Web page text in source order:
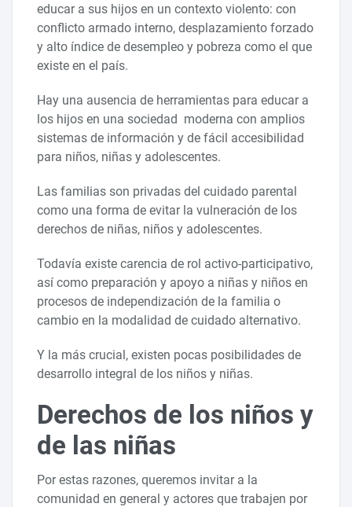
educar a sus hijos en un contexto violento: con
conflicto armado interno, desplazamiento forzado
y alto índice de desempleo y pobreza como el que
existe en el país.
Hay una ausencia de herramientas para educar a
los hijos en una sociedad moderna con amplios
sistemas de información y de fácil accesibilidad
para niños, niñas y adolescentes.
Las familias son privadas del cuidado parental
como una forma de evitar la vulneración de los
derechos de niñas, niños y adolescentes.
Todavía existe carencia de rol activo-participativo,
así como preparación y apoyo a niñas y niños en
procesos de independización de la familia o
cambio en la modalidad de cuidado alternativo.
Y la más crucial, existen pocas posibilidades de
desarrollo integral de los niños y niñas.
Derechos de los niños y
de las niñas
Por estas razones, queremos invitar a la
comunidad en general y actores que trabajen por